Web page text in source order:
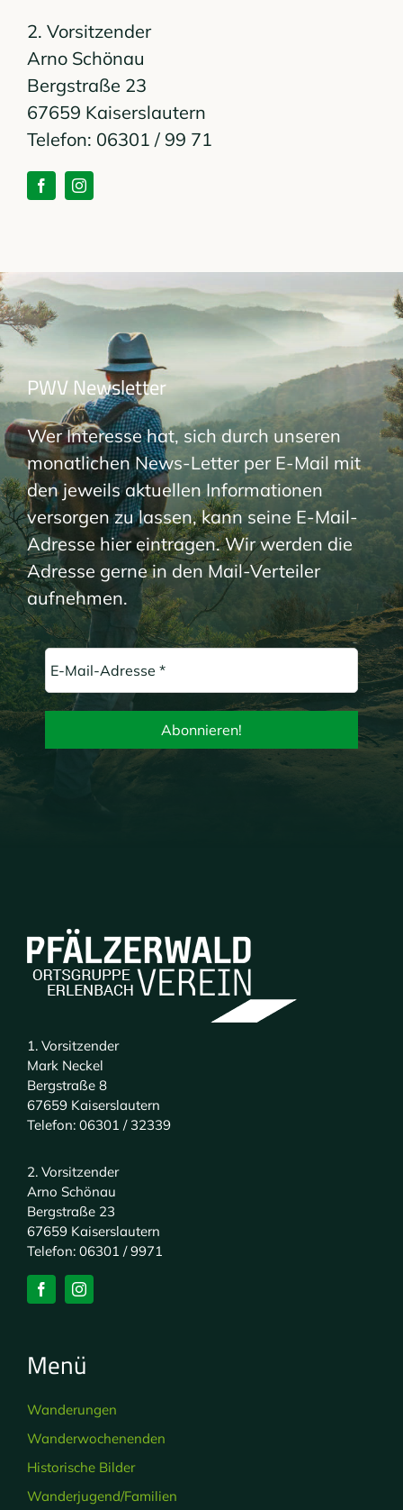
2. Vorsitzender
Arno Schönau
Bergstraße 23
67659 Kaiserslautern
Telefon: 06301 / 99 71
PWV Newsletter
Wer Interesse hat, sich durch unseren
monatlichen News-Letter per E-Mail mit
den jeweils aktuellen Informationen
versorgen zu lassen, kann seine E-Mail-
Adresse hier eintragen. Wir werden die
Adresse gerne in den Mail-Verteiler
aufnehmen.
1. Vorsitzender
Mark Neckel
Bergstraße 8
67659 Kaiserslautern
Telefon: 06301 / 32339
2. Vorsitzender
Arno Schönau
Bergstraße 23
67659 Kaiserslautern
Telefon: 06301 / 9971
Menü
Wanderungen
Wanderwochenenden
Historische Bilder
Wanderjugend/Familien